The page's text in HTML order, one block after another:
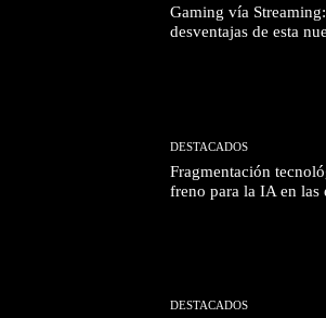
Gaming vía
desventajas de esta
DESTACADOS
Fragmentación
freno para la IA en las
DESTACADOS